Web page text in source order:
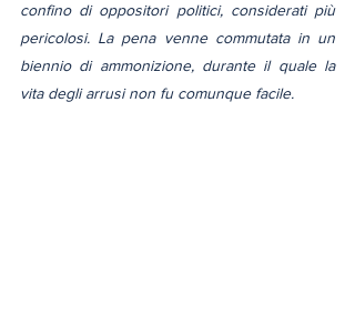
confino di oppositori politici, considerati più
pericolosi. La pena venne commutata in un
biennio di ammonizione, durante il quale la
vita degli arrusi non fu comunque facile.